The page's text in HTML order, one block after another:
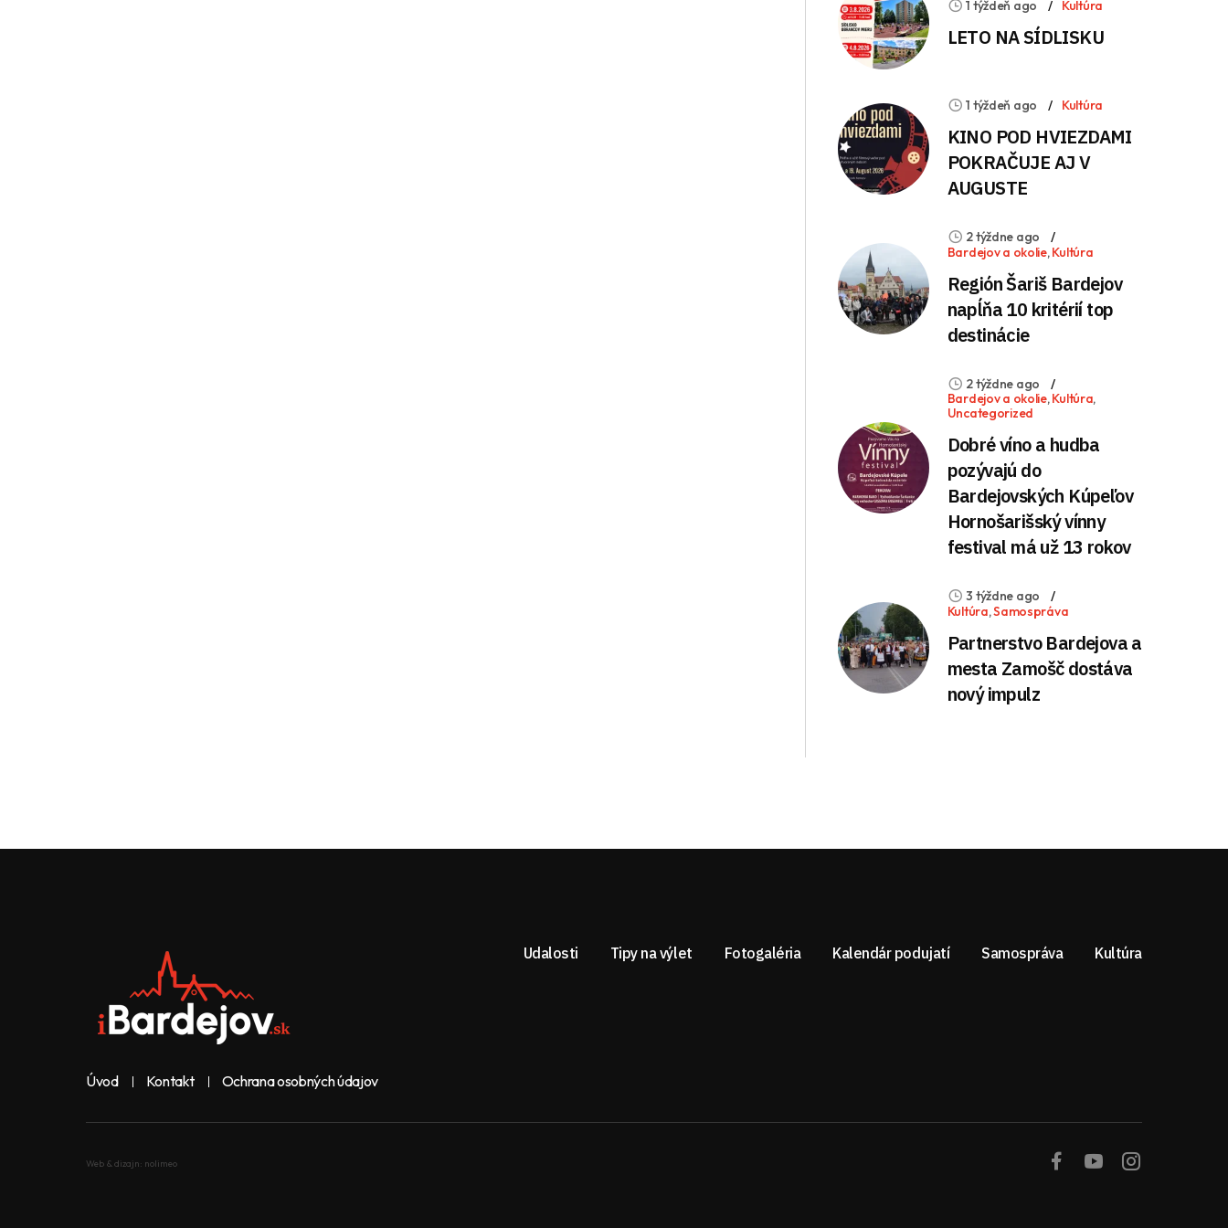
1 týždeň ago Kultúra
LETO NA SÍDLISKU
1 týždeň ago Kultúra
KINO POD HVIEZDAMI
POKRAČUJE AJ V
AUGUSTE
2 týždne ago
Bardejov a okolie,Kultúra
Región Šariš Bardejov
napĺňa 10 kritérií top
destinácie
2 týždne ago
Bardejov a okolie,Kultúra,
Uncategorized
Dobré víno a hudba
pozývajú do
Bardejovských Kúpeľov
Hornošarišský vínny
festival má už 13 rokov
3 týždne ago
Kultúra,Samospráva
Partnerstvo Bardejova a
mesta Zamošč dostáva
nový impulz
Úvod Kontakt Ochrana osobných údajov
Udalosti Tipy na výlet Fotogaléria Kalendár podujatí Samospráva Kultúra
Web & dizajn: nolimeo